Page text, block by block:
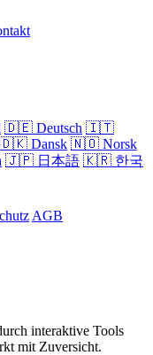
🇩🇪 Deutsch 🇮🇹
🇩🇰 Dansk 🇳🇴 Norsk
🇯🇵 日本語 🇰🇷 한국
AGB
interaktive Tools
mit Zuversicht.